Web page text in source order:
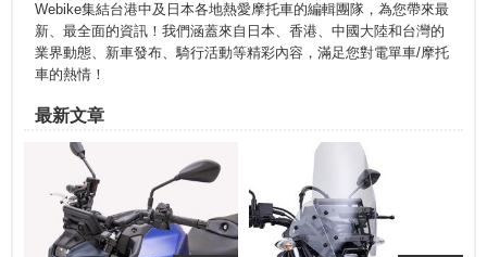
Webike集結台港中及日本各地熱愛摩托車的編輯團隊，為您帶來最
新、最全面的資訊！我們涵蓋來自日本、香港、中國大陸和台灣的
業界動態、新車發布、騎行活動等精彩內容，滿足您對電單車/摩托
車的熱情！
最新文章